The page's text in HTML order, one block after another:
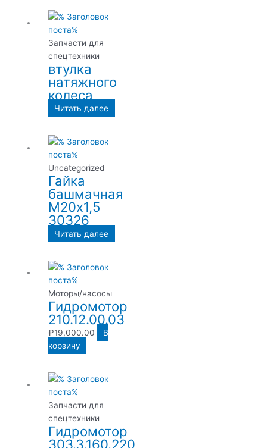
Запчасти для
спецтехники
втулка
натяжного
колеса
Читать далее
Uncategorized
Гайка
башмачная
М20х1,5
30326
Читать далее
Моторы/насосы
Гидромотор
210.12.00.03
₽19,000.00
В
корзину
Запчасти для
спецтехники
Гидромотор
303.3.160.220